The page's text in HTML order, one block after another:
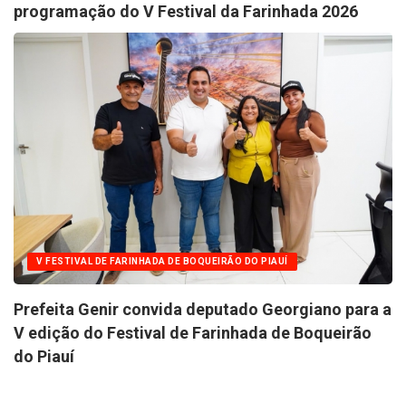
programação do V Festival da Farinhada 2026
V FESTIVAL DE FARINHADA DE BOQUEIRÃO DO PIAUÍ
Prefeita Genir convida deputado Georgiano para a
V edição do Festival de Farinhada de Boqueirão
do Piauí